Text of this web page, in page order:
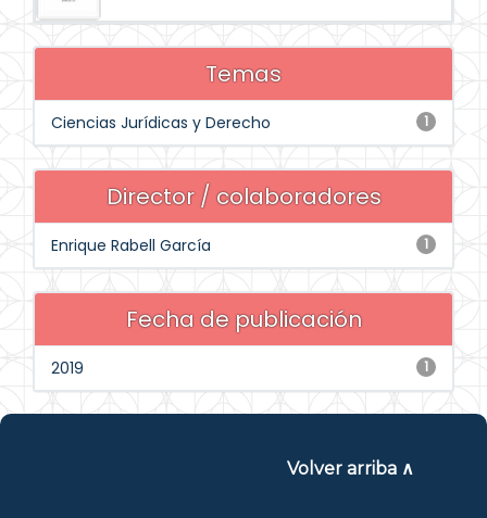
Temas
1
Ciencias Jurídicas y Derecho
Director / colaboradores
1
Enrique Rabell García
Fecha de publicación
1
2019
Volver arriba ∧